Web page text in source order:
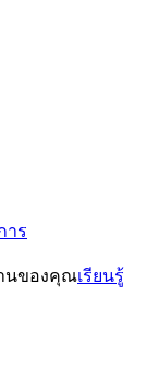
าร
นของคุณเรียนรู้